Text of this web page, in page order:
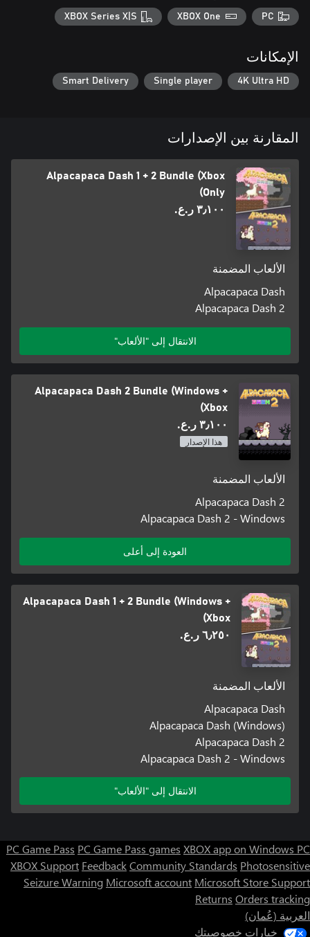
PC
XBOX One
XBOX Series X|S
الإمكانات
4K Ultra HD
Single player
Smart Delivery
المقارنة بين الإصدارات
Alpacapaca Dash 1 + 2 Bundle (Xbox
Only)
٣٫١٠٠ ر.ع.‏
الألعاب المضمنة
Alpacapaca Dash
Alpacapaca Dash 2
الانتقال إلى "الألعاب"
Alpacapaca Dash 2 Bundle (Windows +
Xbox)
٣٫١٠٠ ر.ع.‏
هذا الإصدار
الألعاب المضمنة
Alpacapaca Dash 2
Alpacapaca Dash 2 - Windows
العودة إلى أعلى
Alpacapaca Dash 1 + 2 Bundle (Windows +
Xbox)
٦٫٢٥٠ ر.ع.‏
الألعاب المضمنة
Alpacapaca Dash
Alpacapaca Dash (Windows)
Alpacapaca Dash 2
Alpacapaca Dash 2 - Windows
الانتقال إلى "الألعاب"
PC Game Pass PC Game Pass games XBOX app on Windows PC
XBOX Support FeedbackCommunity Standards Photosensitive
Seizure Warning Microsoft account Microsoft Store Support
Returns Orders tracking
العربية (عُمان)
خيارات خصوصيتك